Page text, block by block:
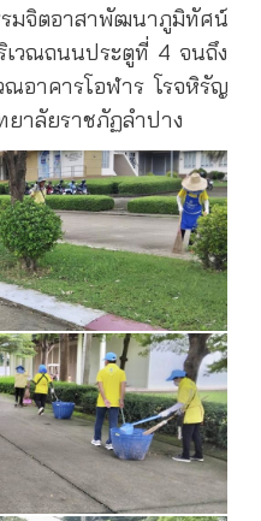
จิตอาสาพัฒนาภูมิทัศน์
เวณถนนประตูที่ 4 จนถึง
ณอาคารโอฬาร โรจหิรัญ
ยาลัยราชภัฏลำปาง